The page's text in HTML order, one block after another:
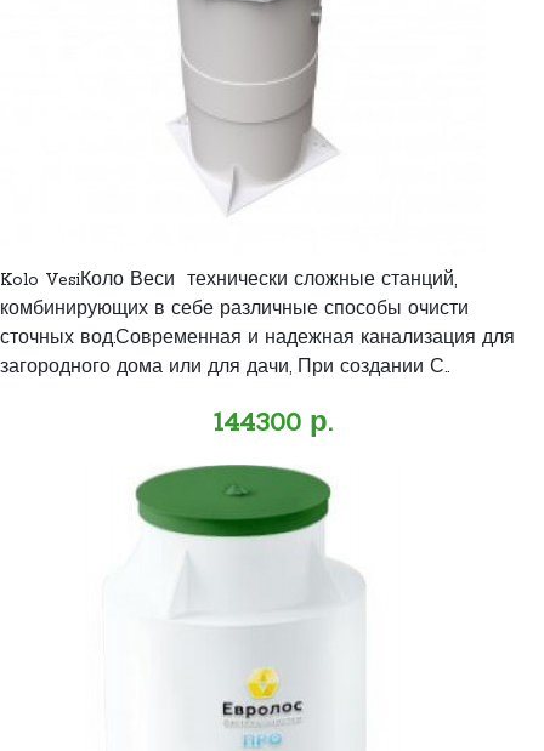
Kolo VesiКоло Веси технически сложные станций,
комбинирующих в себе различные способы очисти
сточных вод.Современная и надежная канализация для
загородного дома или для дачи, При создании С..
144300 р.